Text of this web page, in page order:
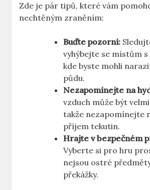
‍Zde je⁣ pár tipů, které vám
‍nechtěným zraněním:
Buďte pozorní:
vyhýbejte se ⁢místům s
kde byste mohli
půdu.
Nezapomínejte na‍
vzduch může být
takže‍ nezapomínejte
příjem ‌tekutin.
Hrajte v bezpečném
Vyberte ⁢si pro hru
nejsou ostré
překážky.